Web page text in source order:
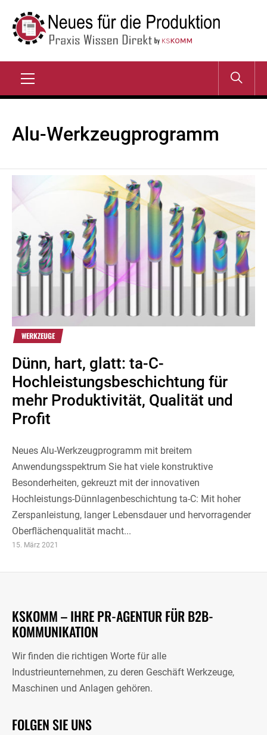
Inhalt
springen
NEUES FÜR DIE
PRODUKTION
Alu-Werkzeugprogramm
WERKZEUGE
Dünn, hart, glatt: ta-C-
Hochleistungsbeschichtung für
mehr Produktivität, Qualität und
Profit
Neues Alu-Werkzeugprogramm mit breitem
Anwendungsspektrum Sie hat viele konstruktive
Besonderheiten, gekreuzt mit der innovativen
Hochleistungs-Dünnlagenbeschichtung ta-C: Mit hoher
Zerspanleis­tung, langer Lebensdauer und hervorragender
Oberflächenqualität macht...
15. März 2021
KSKOMM – IHRE PR-AGENTUR FÜR B2B-
KOMMUNIKATION
Wir finden die richtigen Worte für alle
Industrieunternehmen, zu deren Geschäft Werkzeuge,
Maschinen und Anlagen gehören.
FOLGEN SIE UNS